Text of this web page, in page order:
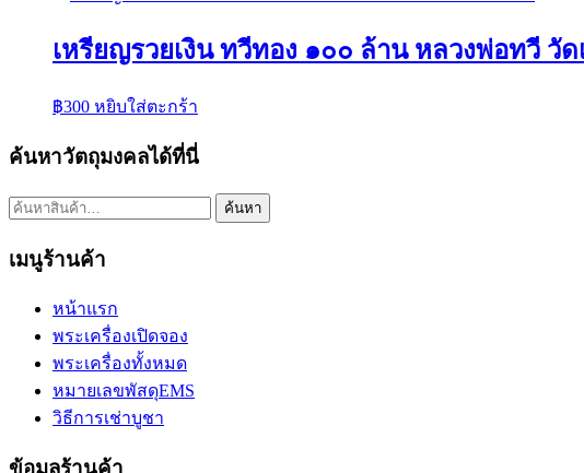
เหรียญรวยเงิน ทวีทอง ๑๐๐ ล้าน หลวงพ่อทวี วัด
฿300 หยิบใส่ตะกร้า
ค้นหาวัตถุมงคลได้ที่นี่
ค้นหา: ค้นหา
เมนูร้านค้า
หน้าแรก
พระเครื่องเปิดจอง
พระเครื่องทั้งหมด
หมายเลขพัสดุEMS
วิธีการเช่าบูชา
ข้อมูลร้านค้า